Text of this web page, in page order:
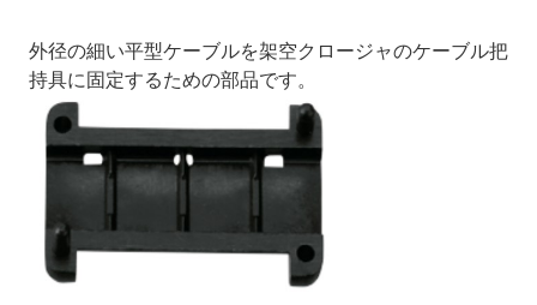
外径の細い平型ケーブルを架空クロージャのケーブル把
持具に固定するための部品です。